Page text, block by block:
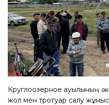
Круглоозерное ауылының
жол мен тротуар салу